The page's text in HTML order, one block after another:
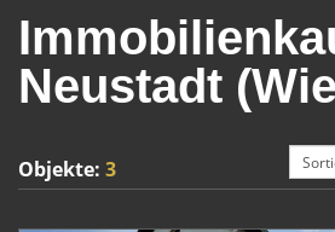
Neustadt
Objekte: 3